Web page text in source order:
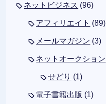
ネットビジネス (96)
アフィリエイト (89)
メールマガジン (3)
ネットオークション
せどり (1)
電子書籍出版 (1)